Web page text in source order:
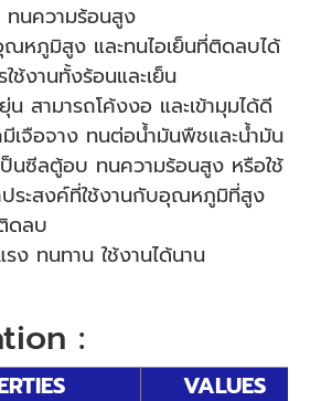
นความร้อนสูง
ณหภูมิสูง และทนไอเย็นที่ติดลบได้
ใช้งานทั้งร้อนและเย็น
สามารถโค้งงอ และเข้ามุมได้ดี
เจือจาง ทนต่อน้ำมันพืชและน้ำมัน
นซีลตู้อบ ทนความร้อนสูง หรือใช้
ประสงค์ที่ใช้งานกับอุณหภูมิที่สูง
ดลบ
ง ทนทาน ใช้งานได้นาน
:
VALUES